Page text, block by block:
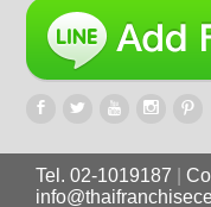
Tel. 02-1019187